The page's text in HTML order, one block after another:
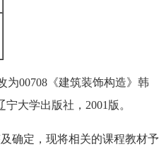
00708《建筑装饰构造》韩
大学出版社，2001版。
确定，现将相关的课程教材予